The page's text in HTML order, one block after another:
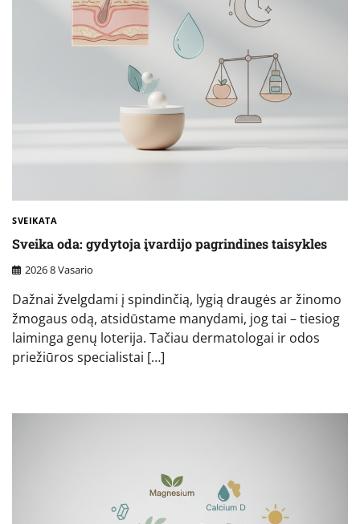
SVEIKATA
Sveika oda: gydytoja įvardijo pagrindines taisykles
2026 8 Vasario
Dažnai žvelgdami į spindinčią, lygią draugės ar žinomo
žmogaus odą, atsidūstame manydami, jog tai – tiesiog
laiminga genų loterija. Tačiau dermatologai ir odos
priežiūros specialistai […]